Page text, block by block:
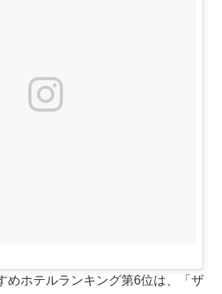
めホテルランキング第6位は、「ザ